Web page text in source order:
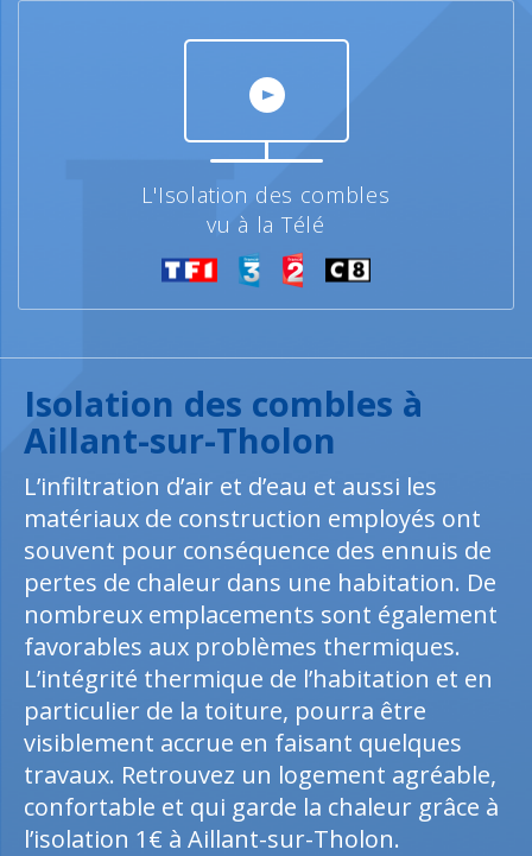
L'Isolation des combles
vu à la Télé
Isolation des combles à
Aillant-sur-Tholon
L’infiltration d’air et d’eau et aussi les
matériaux de construction employés ont
souvent pour conséquence des ennuis de
pertes de chaleur dans une habitation. De
nombreux emplacements sont également
favorables aux problèmes thermiques.
L’intégrité thermique de l’habitation et en
particulier de la toiture, pourra être
visiblement accrue en faisant quelques
travaux. Retrouvez un logement agréable,
confortable et qui garde la chaleur grâce à
l’isolation 1€ à Aillant-sur-Tholon.